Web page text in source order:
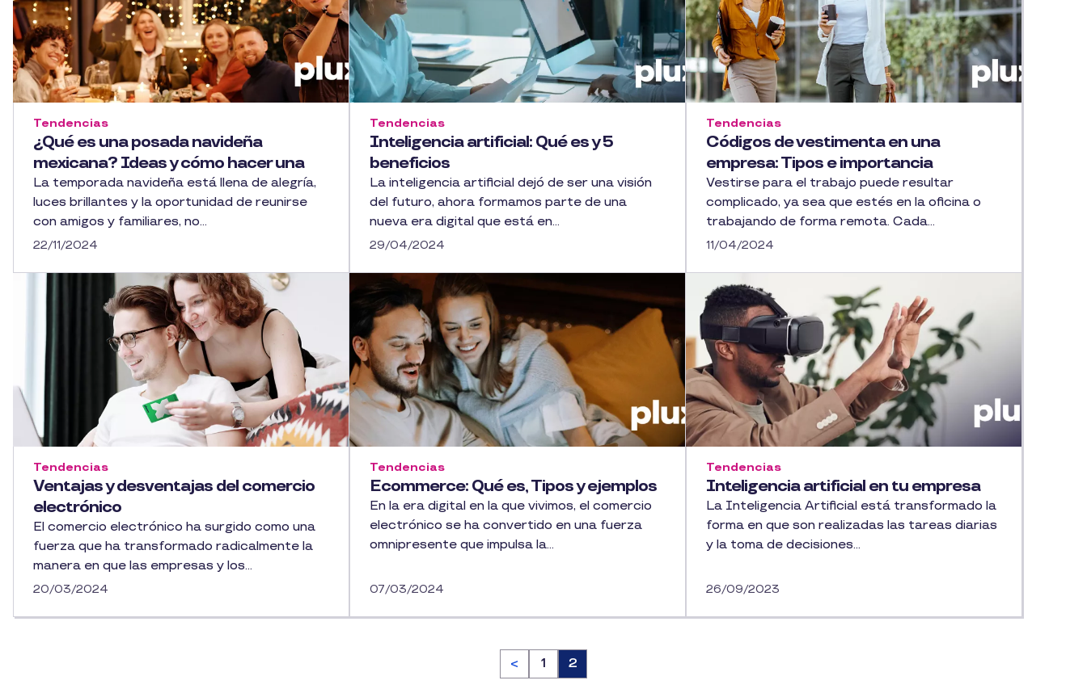
¿Qué es una posada navideña
mexicana? Ideas y cómo hacer una
Tendencias
La temporada navideña está llena de alegría,
luces brillantes y la oportunidad de reunirse
con amigos y familiares, no...
22/11/2024
Inteligencia artificial: Qué es y 5
beneficios
Tendencias
La inteligencia artificial dejó de ser una visión
del futuro, ahora formamos parte de una
nueva era digital que está en...
29/04/2024
Códigos de vestimenta en una
empresa: Tipos e importancia
Tendencias
Vestirse para el trabajo puede resultar
complicado, ya sea que estés en la oficina o
trabajando de forma remota. Cada...
11/04/2024
Ventajas y desventajas del comercio
electrónico
Tendencias
El comercio electrónico ha surgido como una
fuerza que ha transformado radicalmente la
manera en que las empresas y los...
20/03/2024
Ecommerce: Qué es, Tipos y ejemplos
Tendencias
En la era digital en la que vivimos, el comercio
electrónico se ha convertido en una fuerza
omnipresente que impulsa la...
07/03/2024
Inteligencia artificial en tu empresa
Tendencias
La Inteligencia Artificial está transformado la
forma en que son realizadas las tareas diarias
y la toma de decisiones...
26/09/2023
< Página
1 Página
2